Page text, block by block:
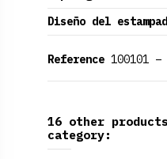
Diseño del
Reference 100101 –
16 other
category: